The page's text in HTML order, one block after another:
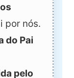
por nós.
do Pai
pelo